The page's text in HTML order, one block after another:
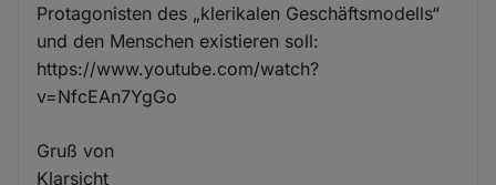
Protagonisten des „klerikalen Geschäftsmodells“
und den Menschen existieren soll:
https://www.youtube.com/watch?
v=NfcEAn7YgGo
Gruß von
Klarsicht